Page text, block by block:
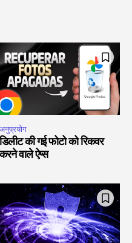
अनुप्रयोग
डिलीट की गई फोटो को रिकवर
करने वाले ऐप्स